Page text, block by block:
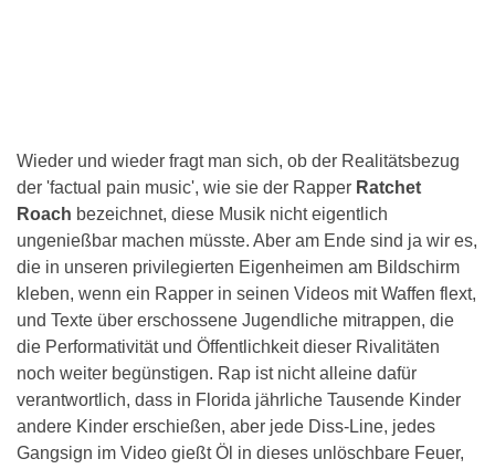
Wieder und wieder fragt man sich, ob der Realitätsbezug
der 'factual pain music', wie sie der Rapper Ratchet
Roach bezeichnet, diese Musik nicht eigentlich
ungenießbar machen müsste. Aber am Ende sind ja wir es,
die in unseren privilegierten Eigenheimen am Bildschirm
kleben, wenn ein Rapper in seinen Videos mit Waffen flext,
und Texte über erschossene Jugendliche mitrappen, die
die Performativität und Öffentlichkeit dieser Rivalitäten
noch weiter begünstigen. Rap ist nicht alleine dafür
verantwortlich, dass in Florida jährliche Tausende Kinder
andere Kinder erschießen, aber jede Diss-Line, jedes
Gangsign im Video gießt Öl in dieses unlöschbare Feuer,